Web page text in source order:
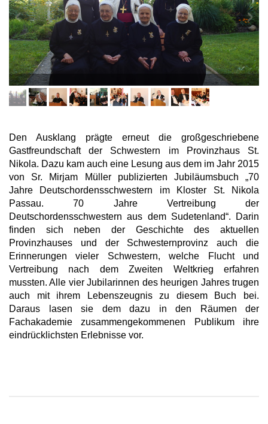
Den Ausklang prägte erneut die großgeschriebene
Gastfreundschaft der Schwestern im Provinzhaus St.
Nikola. Dazu kam auch eine Lesung aus dem im Jahr 2015
von Sr. Mirjam Müller publizierten Jubiläumsbuch „70
Jahre Deutschordensschwestern im Kloster St. Nikola
Passau. 70 Jahre Vertreibung der
Deutschordensschwestern aus dem Sudetenland“. Darin
finden sich neben der Geschichte des aktuellen
Provinzhauses und der Schwesternprovinz auch die
Erinnerungen vieler Schwestern, welche Flucht und
Vertreibung nach dem Zweiten Weltkrieg erfahren
mussten. Alle vier Jubilarinnen des heurigen Jahres trugen
auch mit ihrem Lebenszeugnis zu diesem Buch bei.
Daraus lasen sie dem dazu in den Räumen der
Fachakademie zusammengekommenen Publikum ihre
eindrücklichsten Erlebnisse vor.